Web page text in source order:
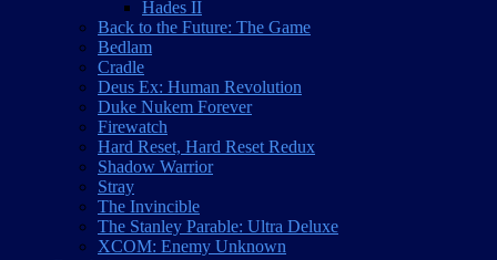
Hades II
Back to the Future: The Game
Bedlam
Cradle
Deus Ex: Human Revolution
Duke Nukem Forever
Firewatch
Hard Reset, Hard Reset Redux
Shadow Warrior
Stray
The Invincible
The Stanley Parable: Ultra Deluxe
XCOM: Enemy Unknown